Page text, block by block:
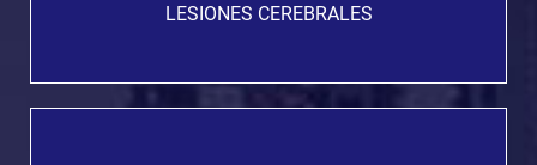
LESIONES CEREBRALES